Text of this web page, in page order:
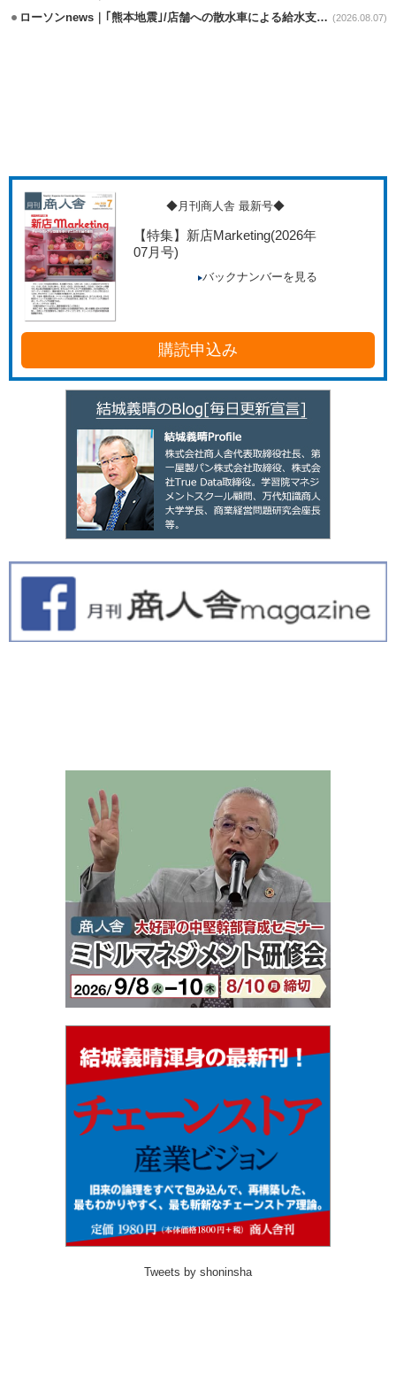
ローソンnews｜｢熊本地震｣/店舗への散水車による給水支援を開始 (2026.08.07)
◆月刊商人舎 最新号◆
【特集】新店Marketing(2026年
07月号)
バックナンバーを見る
購読申込み
Tweets by shoninsha